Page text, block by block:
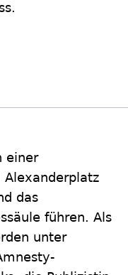
einer
Alexanderplatz
das
führen. Als
unter